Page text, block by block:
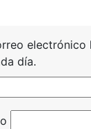
electrónico
día.